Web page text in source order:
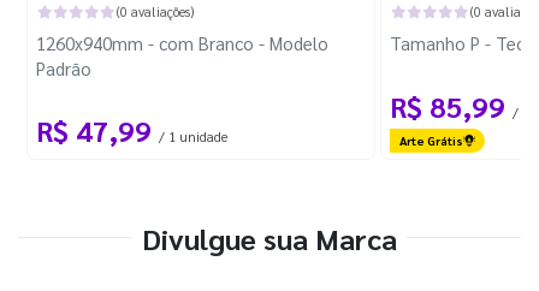
(0 avaliações)
1260x940mm - com Branco - Modelo
Padrão
R$ 47,99 / 1 unidade
(0
Tamanho P -
R$ 85,99 / 1
Arte Grátis
Divulgue sua Marca